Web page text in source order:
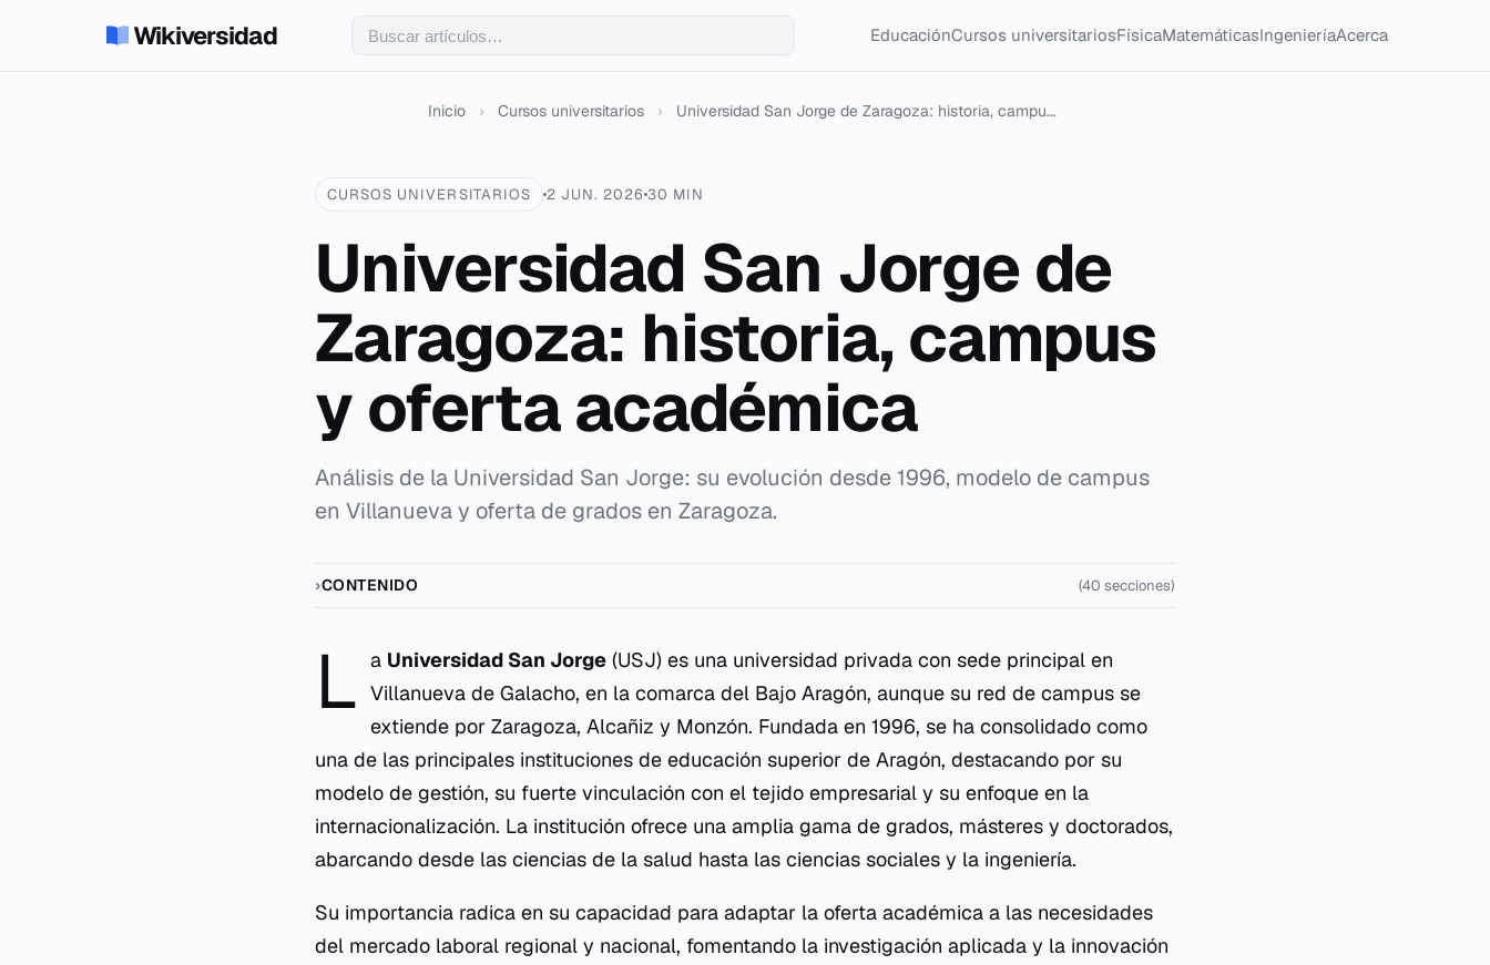
Wikiversidad EducaciónCursos universitariosFísicaMatemáticasIngenieríaAcerca
Inicio › Cursos universitarios › Universidad San Jorge de Zaragoza: historia, campu...
CURSOS UNIVERSITARIOS 2 JUN. 2026 30 MIN
Universidad San Jorge de
Zaragoza: historia, campus
y oferta académica
Análisis de la Universidad San Jorge: su evolución desde 1996, modelo de campus
en Villanueva y oferta de grados en Zaragoza.
CONTENIDO (40 secciones)
L a Universidad San Jorge (USJ) es una universidad privada con sede principal en
Villanueva de Galacho, en la comarca del Bajo Aragón, aunque su red de campus se
extiende por Zaragoza, Alcañiz y Monzón. Fundada en 1996, se ha consolidado como
una de las principales instituciones de educación superior de Aragón, destacando por su
modelo de gestión, su fuerte vinculación con el tejido empresarial y su enfoque en la
internacionalización. La institución ofrece una amplia gama de grados, másteres y doctorados,
abarcando desde las ciencias de la salud hasta las ciencias sociales y la ingeniería.
Su importancia radica en su capacidad para adaptar la oferta académica a las necesidades
del mercado laboral regional y nacional, fomentando la investigación aplicada y la innovación